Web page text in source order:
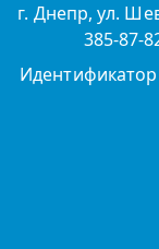
г. Днепр, ул.
385-87-